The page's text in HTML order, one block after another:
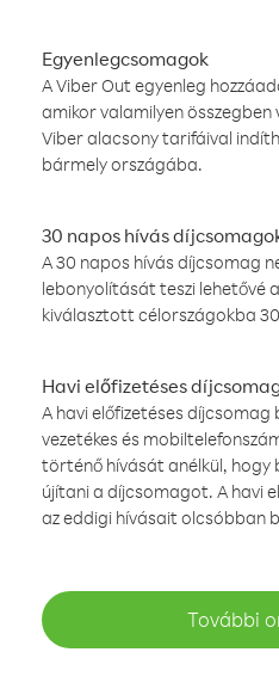
Egyenlegcsomagok
A Viber Out egyenleg
amikor valamilyen összegben
Viber alacsony tarifáival
bármely országába.
30 napos hívás
A 30 napos hívás díjcsomag
lebonyolítását teszi lehetővé
kiválasztott célországokba
Havi előfizetéses
A havi előfizetéses díjcsomag
vezetékes és
történő hívását anélkül, hogy
újítani a díjcsomagot. A havi
az eddigi hívásait olcsóbban
További